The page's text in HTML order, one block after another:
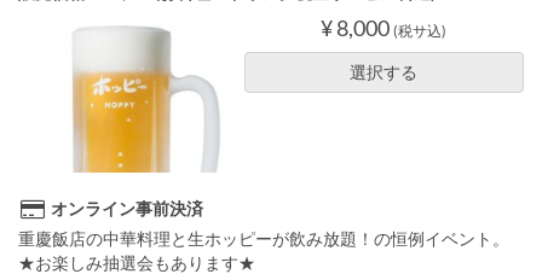
¥ 8,000 (税サ込)
選択する
オンライン事前決済
重慶飯店の中華料理と生ホッピーが飲み放題！の恒例イベント。
★お楽しみ抽選会もあります★